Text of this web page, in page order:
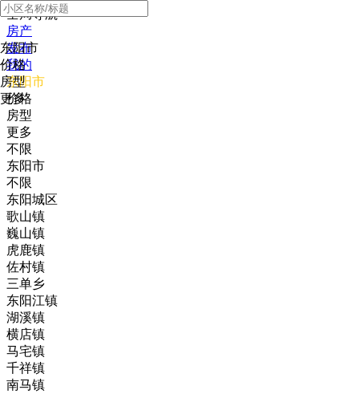
全局导航
房产
发布
我的
东阳市
价格
房型
更多
东阳市
价格
房型
更多
不限
东阳市
不限
东阳城区
歌山镇
巍山镇
虎鹿镇
佐村镇
三单乡
东阳江镇
湖溪镇
横店镇
马宅镇
千祥镇
南马镇